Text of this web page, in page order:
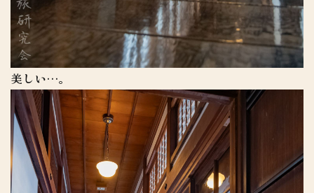
美しい…。